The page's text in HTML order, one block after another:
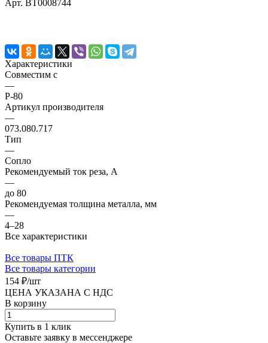
Арт. BT0008744
Характеристики
Совместим с
—
P-80
Артикул производителя
—
073.080.717
Тип
—
Сопло
Рекомендуемый ток реза, А
—
до 80
Рекомендуемая толщина металла, мм
—
4–28
Все характеристики
Все товары ПТК
Все товары категории
154 ₽/шт
ЦЕНА УКАЗАНА С НДС
В корзину
Купить в 1 клик
Оставьте заявку в мессенджере